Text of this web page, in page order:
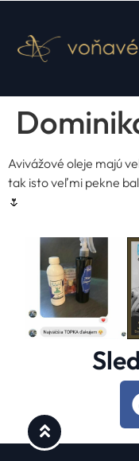
Avivážové oleje majú
tak isto veľmi pekne
🌷